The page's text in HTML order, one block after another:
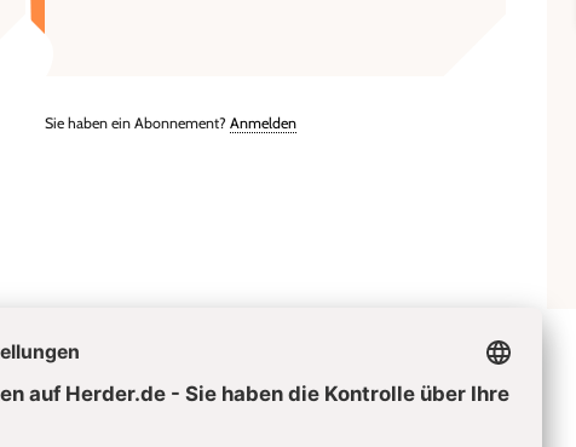
Sie haben ein Abonnement? Anmelden
A. und arbeitet in einer Kindertagesstätte.